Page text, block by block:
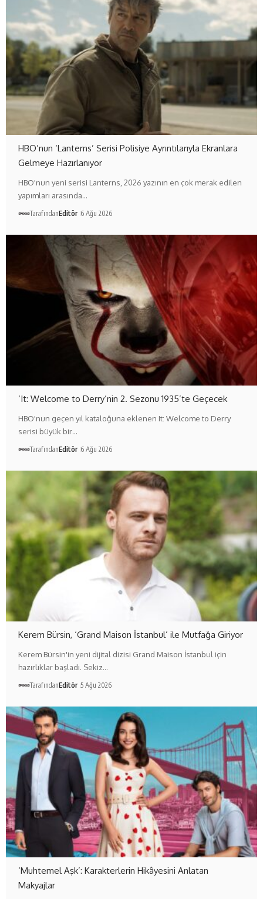
HBO’nun ‘Lanterns’ Serisi Polisiye Ayrıntılarıyla Ekranlara
Gelmeye Hazırlanıyor
HBO'nun yeni serisi Lanterns, 2026 yazının en çok merak edilen
yapımları arasında…
TarafındanEditör 6 Ağu 2026
‘It: Welcome to Derry’nin 2. Sezonu 1935’te Geçecek
HBO'nun geçen yıl kataloğuna eklenen It: Welcome to Derry
serisi büyük bir…
TarafındanEditör 6 Ağu 2026
Kerem Bürsin, ‘Grand Maison İstanbul’ ile Mutfağa Giriyor
Kerem Bürsin'in yeni dijital dizisi Grand Maison İstanbul için
hazırlıklar başladı. Sekiz…
TarafındanEditör 5 Ağu 2026
‘Muhtemel Aşk’: Karakterlerin Hikâyesini Anlatan
Makyajlar